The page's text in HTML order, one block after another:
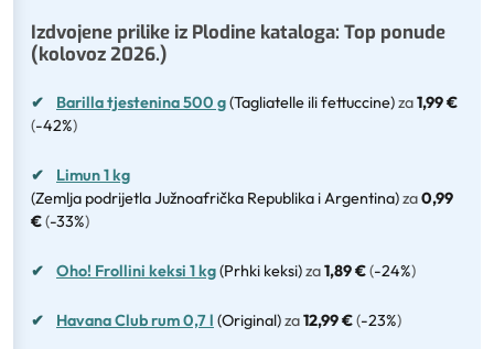
Izdvojene prilike iz Plodine kataloga: Top ponude
(kolovoz 2026.)
✔ Barilla tjestenina 500 g(Tagliatelle ili fettuccine)za1,99 €
(-42%)
✔
Limun 1 kg
(Zemlja podrijetla Južnoafrička Republika i Argentina)za0,99
€(-33%)
✔ Oho! Frollini keksi 1 kg(Prhki keksi)za1,89 €(-24%)
✔ Havana Club rum 0,7 l (Original)za12,99 €(-23%)